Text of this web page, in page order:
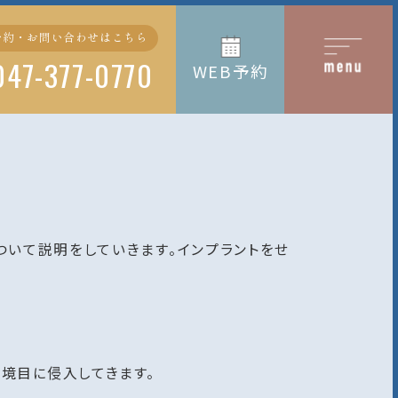
約・お問い合わせはこちら
377-0770 WEB予約
て説明をしていきます。インプラントをせ
目に侵入してきます。